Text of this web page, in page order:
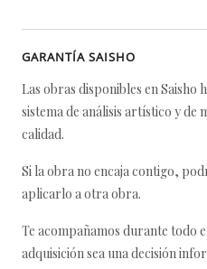
GARANTÍA SAISHO
Las obras disponibles en Saisho
sistema de análisis artístico y de
calidad.
Si la obra no encaja contigo,
aplicarlo a otra obra.
Te acompañamos durante todo
adquisición sea una decisión